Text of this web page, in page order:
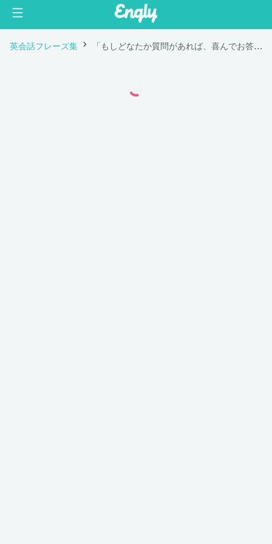
英会話フレーズ集 「もしどなたか質問があれば、喜んでお答えいたします。恥ずかしがらずに。」は英語で "If anyone has any questions, I’ll be happy to answer them now. Don’t be shy."